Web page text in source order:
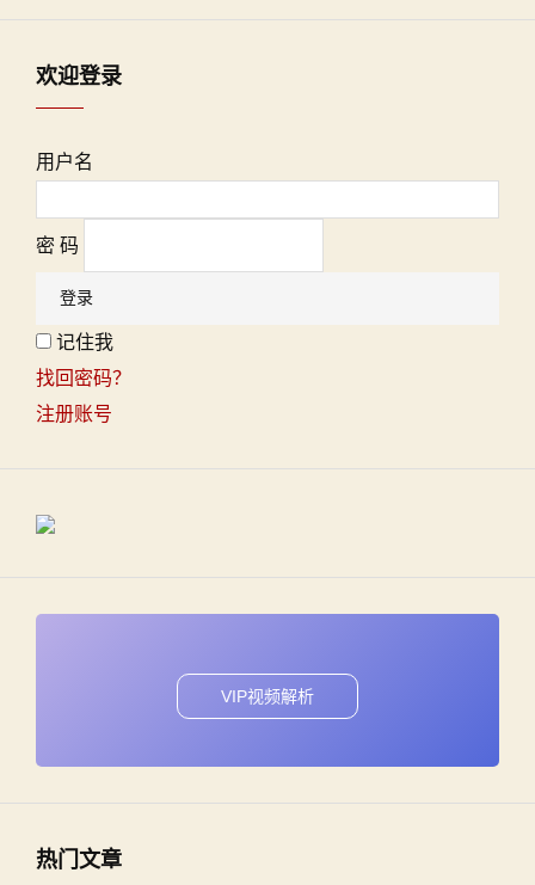
欢迎登录
用户名
密 码
记住我
找回密码？
注册账号
VIP视频解析
热门文章